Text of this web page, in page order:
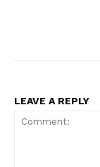
LEAVE A REPLY